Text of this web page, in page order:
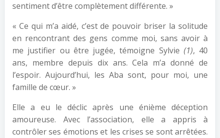
sentiment d’être complètement différente. »
« Ce qui m’a aidé, c’est de pouvoir briser la solitude
en rencontrant des gens comme moi, sans avoir à
me justifier ou être jugée, témoigne Sylvie (1), 40
ans, membre depuis dix ans. Cela m’a donné de
l’espoir. Aujourd’hui, les Aba sont, pour moi, une
famille de cœur. »
Elle a eu le déclic après une énième déception
amoureuse. Avec l’association, elle a appris à
contrôler ses émotions et les crises se sont arrêtées.